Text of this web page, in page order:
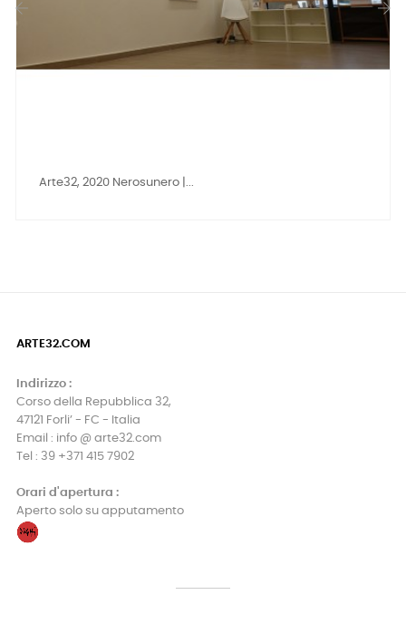
Arte32, 2020 Nerosunero |...
›
ARTE32.COM
Indirizzo :
Corso della Repubblica 32,
47121 Forli’ - FC - Italia
Email : info @ arte32.com
Tel : 39 +371 415 7902
Orari d'apertura :
Aperto solo su apputamento